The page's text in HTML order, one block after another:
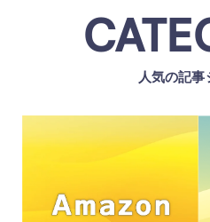
人気の記事